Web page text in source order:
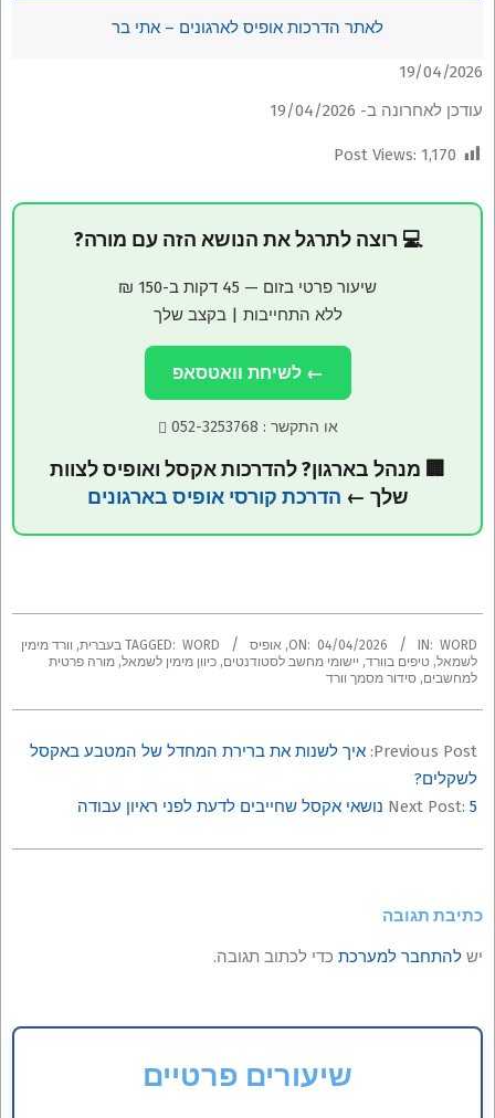
לאתר הדרכות אופיס לארגונים – אתי בר
19/04/2026
עודכן לאחרונה ב- 19/04/2026
Post Views: 1,170
💻 רוצה לתרגל את הנושא הזה עם מורה?
שיעור פרטי בזום — 45 דקות ב-150 ₪
ללא התחייבות | בקצב שלך
← לשיחת וואטסאפ
או התקשר : 052-3253768
🏢 מנהל בארגון? להדרכות אקסל ואופיס לצוות
שלך ← הדרכת קורסי אופיס בארגונים
04-
04
ON: 04/04/2026 IN: WORD
, אופיס TAGGED: WORD בעברית , וורד מימין
לשמאל, טיפים בוורד, יישומי מחשב לסטודנטים, כיוון מימין לשמאל, מורה פרטית
למחשבים, סידור מסמך וורד
Previous Post: איך לשנות את ברירת המחדל של המטבע באקסל
לשקלים?
Next Post: 5 נושאי אקסל שחייבים לדעת לפני ראיון עבודה
כתיבת תגובה
יש להתחבר למערכת כדי לכתוב תגובה.
שיעורים פרטיים